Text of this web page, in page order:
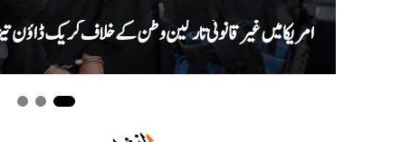
امریکا میں غیر قانونی تارکین وطن کے خلاف کریک ڈاؤن تیز، ایک ماہ میں